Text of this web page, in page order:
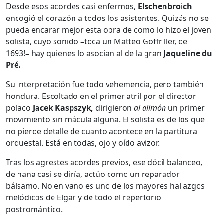
Desde esos acordes casi enfermos, Elschenbroich
encogió el corazón a todos los asistentes. Quizás no se
pueda encarar mejor esta obra de como lo hizo el joven
solista, cuyo sonido –toca un Matteo Goffriller, de
1693!– hay quienes lo asocian al de la gran Jaqueline du
Pré.
Su interpretación fue todo vehemencia, pero también
hondura. Escoltado en el primer atril por el director
polaco Jacek Kaspszyk, dirigieron al alimón un primer
movimiento sin mácula alguna. El solista es de los que
no pierde detalle de cuanto acontece en la partitura
orquestal. Está en todas, ojo y oído avizor.
Tras los agrestes acordes previos, ese dócil balanceo,
de nana casi se diría, actúo como un reparador
bálsamo. No en vano es uno de los mayores hallazgos
melódicos de Elgar y de todo el repertorio
postromántico.